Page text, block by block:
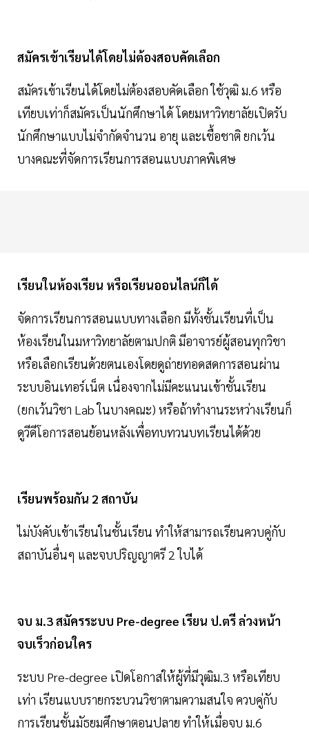
สมัครเข้าเรียนได้โดยไม่ต้องสอบคัดเลือก
สมัครเข้าเรียนได้โดยไม่ต้องสอบคัดเลือก ใช้วุฒิ ม.6 หรือ
เทียบเท่าก็สมัครเป็นนักศึกษาได้ โดยมหาวิทยาลัยเปิดรับ
นักศึกษาแบบไม่จำกัดจำนวน อายุ และเชื้อชาติ ยกเว้น
บางคณะที่จัดการเรียนการสอนแบบภาคพิเศษ
เรียนในห้องเรียน หรือเรียนออนไลน์ก็ได้
จัดการเรียนการสอนแบบทางเลือก มีทั้งชั้นเรียนที่เป็น
ห้องเรียนในมหาวิทยาลัยตามปกติ มีอาจารย์ผู้สอนทุกวิชา
หรือเลือกเรียนด้วยตนเองโดยดูถ่ายทอดสดการสอนผ่าน
ระบบอินเทอร์เน็ต เนื่องจากไม่มีคะแนนเข้าชั้นเรียน
(ยกเว้นวิชา Lab ในบางคณะ) หรือถ้าทำงานระหว่างเรียนก็
ดูวีดีโอการสอนย้อนหลังเพื่อทบทวนบทเรียนได้ด้วย
เรียนพร้อมกัน 2 สถาบัน
ไม่บังคับเข้าเรียนในชั้นเรียน ทำให้สามารถเรียนควบคู่กับ
สถาบันอื่นๆ และจบปริญญาตรี 2 ใบได้
จบ ม.3 สมัครระบบ Pre-degree เรียน ป.ตรี ล่วงหน้า
จบเร็วก่อนใคร
ระบบ Pre-degree เปิดโอกาสให้ผู้ที่มีวุฒิม.3 หรือเทียบ
เท่า เรียนแบบรายกระบวนวิชาตามความสนใจ ควบคู่กับ
การเรียนชั้นมัธยมศึกษาตอนปลาย ทำให้เมื่อจบ ม.6